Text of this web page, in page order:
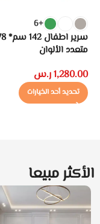
+6
متعدد الألوان
1,280.00ر.س
تحديد أحد الخيارات
الأكثر مبيعا